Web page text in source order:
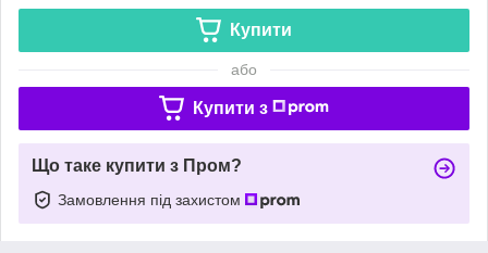
Купити
або
Купити з
Що таке купити з Пром?
Замовлення під захистом